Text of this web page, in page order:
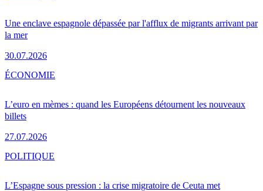
Une enclave espagnole dépassée par l'afflux de migrants arrivant par
la mer
30.07.2026
L’euro en mèmes : quand les Européens détournent les nouveaux
billets
27.07.2026
ÉCONOMIE
L’Espagne sous pression : la crise migratoire de Ceuta met
POLITIQUE